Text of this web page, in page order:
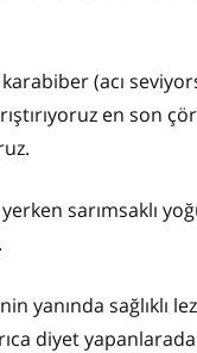
(acı
en son
sarımsaklı
yanında sağlıklı
diyet